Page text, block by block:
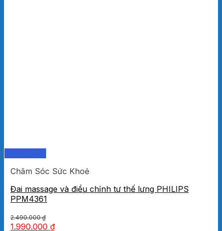
Chăm Sóc Sức Khoẻ
Đai massage và điều chỉnh tư thế lưng PHILIPS
PPM4361
2.490.000₫
1.990.000 ₫